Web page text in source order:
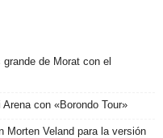
de Morat con el
con «Borondo Tour»
Morten Veland para la versión